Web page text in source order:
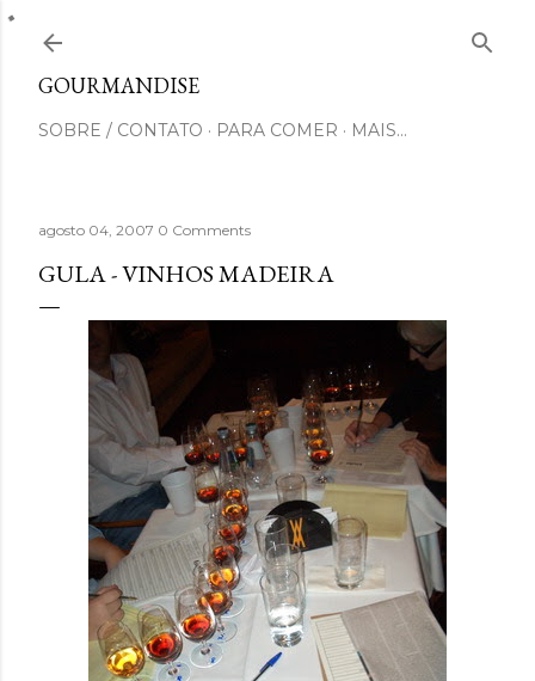
GOURMANDISE
SOBRE / CONTATO PARA COMER MAIS…
agosto 04, 2007 0 Comments
GULA - VINHOS MADEIRA